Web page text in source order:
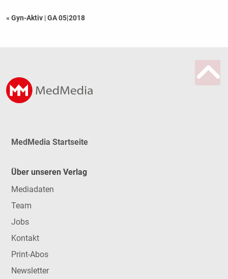
« Gyn-Aktiv |GA 05|2018
MedMedia Startseite
Über unseren Verlag
Mediadaten
Team
Jobs
Kontakt
Print-Abos
Newsletter